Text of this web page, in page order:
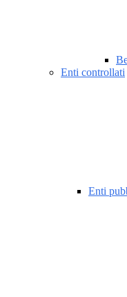
Enti controllati
Enti